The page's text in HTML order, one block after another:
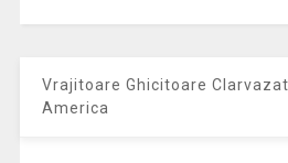
Vrajitoare Ghicitoare
America